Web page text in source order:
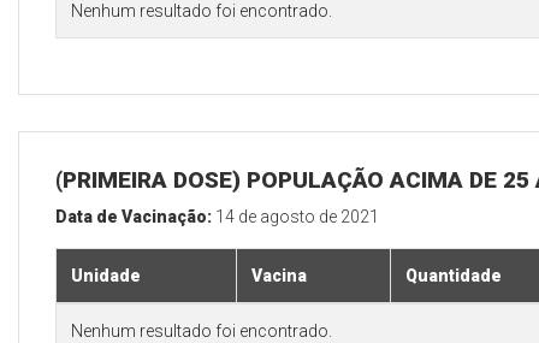
Nenhum resultado foi encontrado.
(PRIMEIRA DOSE) POPULAÇÃO ACIMA DE 25
Data de Vacinação: 14 de agosto de 2021
Unidade Vacina Quantidade
Nenhum resultado foi encontrado.